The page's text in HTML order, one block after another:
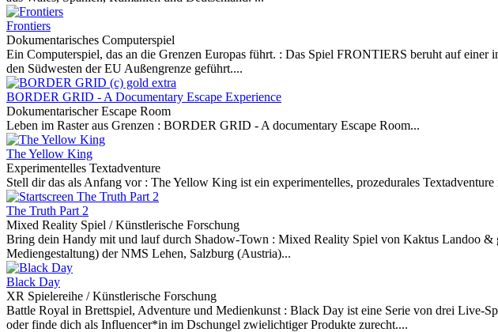
Frontiers
Dokumentarisches Computerspiel
Ein Computerspiel, das an die Grenzen Europas führt. : Das Spiel FRONTIERS beruht auf einer
den Südwesten der EU Außengrenze geführt....
BORDER GRID - A Documentary Escape Experience
Dokumentarischer Escape Room
Leben im Raster aus Grenzen : BORDER GRID - A documentary Escape Room...
The Yellow King
Experimentelles Textadventure
Stell dir das als Anfang vor : The Yellow King ist ein experimentelles, prozedurales Textadventure
The Truth Part 2
Mixed Reality Spiel / Künstlerische Forschung
Bring dein Handy mit und lauf durch Shadow-Town : Mixed Reality Spiel von Kaktus Landoo &
Mediengestaltung) der NMS Lehen, Salzburg (Austria)...
Black Day
XR Spielereihe / Künstlerische Forschung
Battle Royal in Brettspiel, Adventure und Medienkunst : Black Day ist eine Serie von drei Live-
oder finde dich als Influencer*in im Dschungel zwielichtiger Produkte zurecht....